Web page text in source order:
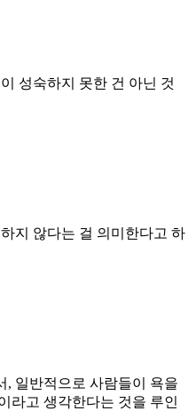
성숙하지 못한 건 아닌 것
지 않다는 걸 의미한다고 하
, 일반적으로 사람들이 욕을
라고 생각한다는 것을 루인